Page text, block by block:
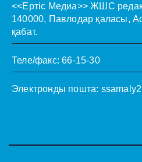
<<Ертіс Медиа>> ЖШС
140000, Павлодар қаласы,
қабат.
Теле/факс: 66-15-30
Электронды пошта: